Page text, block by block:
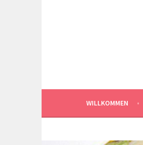
WILLKOMMEN